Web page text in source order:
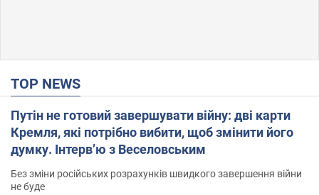
TOP NEWS
Путін не готовий завершувати війну: дві карти
Кремля, які потрібно вибити, щоб змінити його
думку. Інтерв’ю з Веселовським
Без зміни російських розрахунків швидкого завершення війни
не буде